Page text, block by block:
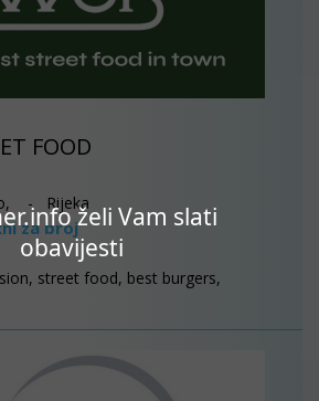
želi Vam slati
obavijesti
FOOD
- Rijeka
za broj
street food, best burgers,